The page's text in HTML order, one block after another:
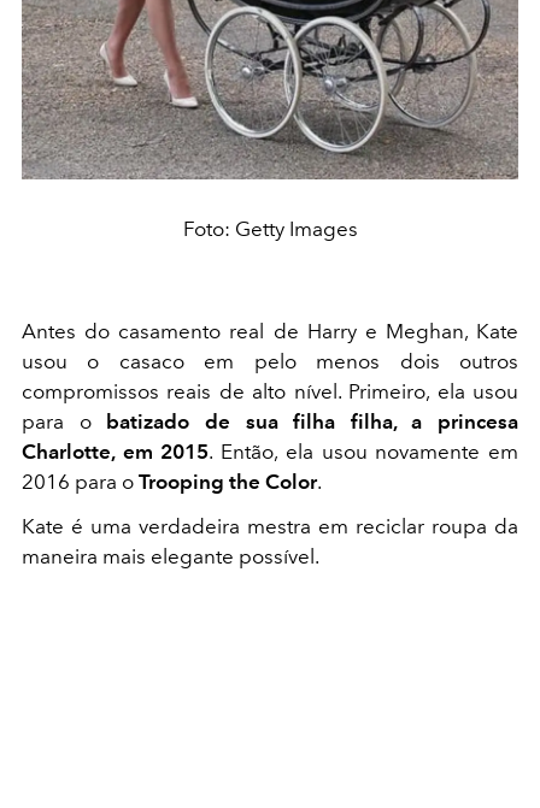
Foto: Getty Images
Antes do casamento real de Harry e Meghan, Kate
usou o casaco em pelo menos dois outros
compromissos reais de alto nível. Primeiro, ela usou
para o
batizado de sua filha filha, a princesa
Charlotte, em 2015. Então, ela usou novamente em
2016 para o Trooping the Color.
Kate é uma verdadeira mestra em reciclar roupa da
maneira mais elegante possível.